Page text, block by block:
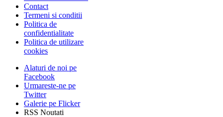
Contact
Termeni si conditii
Politica de
confidentialitate
Politica de utilizare
cookies
Alaturi de noi pe
Facebook
Urmareste-ne pe
Twitter
Galerie pe Flicker
RSS Noutati